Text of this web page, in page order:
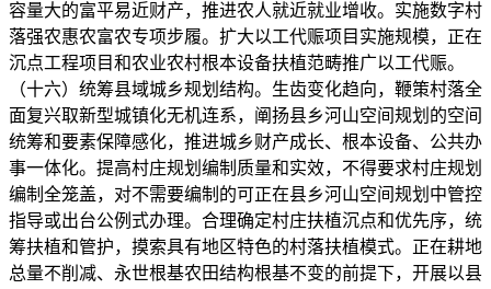
容量大的富平易近财产，推进农人就近就业增收。实施数字村
落强农惠农富农专项步履。扩大以工代赈项目实施规模，正在
沉点工程项目和农业农村根本设备扶植范畴推广以工代赈。
（十六）统筹县域城乡规划结构。生齿变化趋向，鞭策村落全
面复兴取新型城镇化无机连系，阐扬县乡河山空间规划的空间
统筹和要素保障感化，推进城乡财产成长、根本设备、公共办
事一体化。提高村庄规划编制质量和实效，不得要求村庄规划
编制全笼盖，对不需要编制的可正在县乡河山空间规划中管控
指导或出台公例式办理。合理确定村庄扶植沉点和优先序，统
筹扶植和管护，摸索具有地区特色的村落扶植模式。正在耕地
总量不削减、永世根基农田结构根基不变的前提下，开展以县